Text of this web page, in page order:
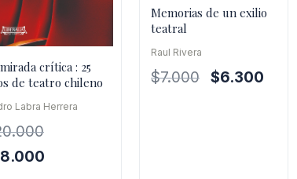
crítica : 25
de teatro chileno
Labra Herrera
Memorias de un exilio
teatral
Raul Rivera
$7.000
El
$6.300